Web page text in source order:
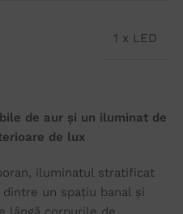
1 x LED
de aur și un iluminat de
de lux
iluminatul stratificat
un spațiu banal și